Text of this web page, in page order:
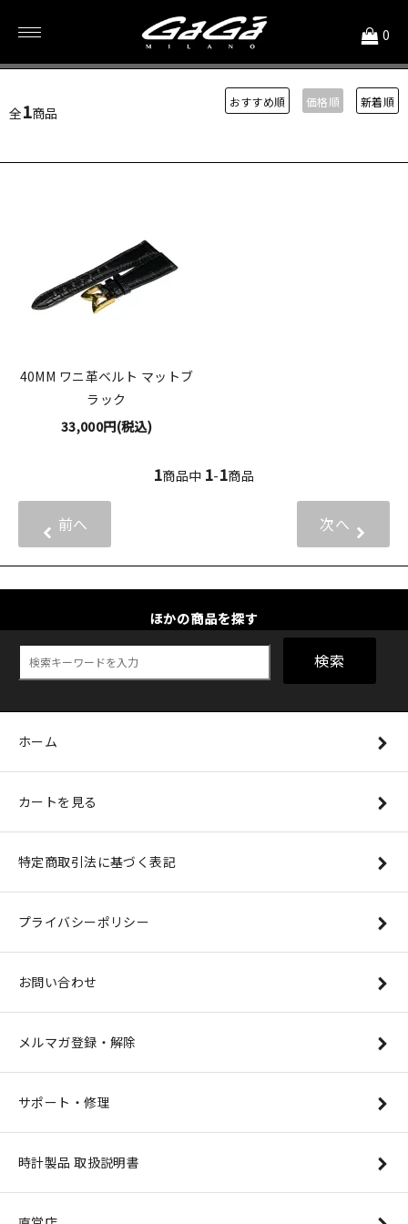
0
ワニ革
全1商品
おすすめ順 価格順 新着順
40MM ワニ革ベルト マットブ
ラック
33,000円(税込)
1商品中 1-1商品
前へ 次へ
ほかの商品を探す
検索
ホーム
カートを見る
特定商取引法に基づく表記
プライバシーポリシー
お問い合わせ
メルマガ登録・解除
サポート・修理
時計製品 取扱説明書